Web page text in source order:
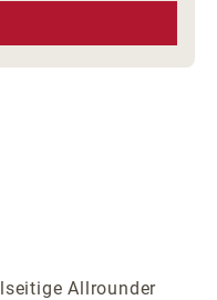
oder zu
Allrounder